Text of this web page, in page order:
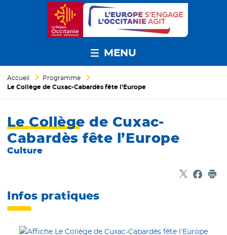
MENU
Accueil
Programme
Le Collège de Cuxac-Cabardès fête l’Europe
Le Collège de Cuxac-
Cabardès fête l’Europe
Culture
Partager
- Nouvelle
-
Infos pratiques